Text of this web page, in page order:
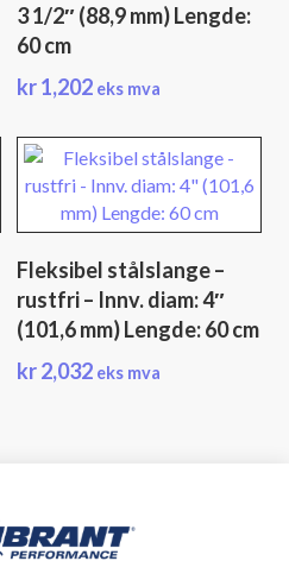
3 1/2″ (88,9 mm) Lengde:
60 cm
kr1,202 eks mva
Fleksibel stålslange –
rustfri – Innv. diam: 4″
(101,6 mm) Lengde: 60 cm
kr2,032 eks mva